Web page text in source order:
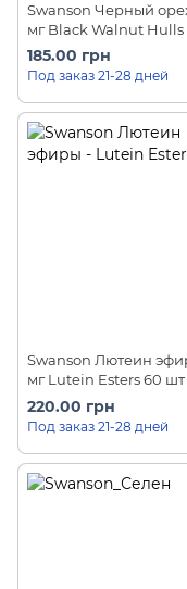
Swanson Черный
мг Black Walnut Hulls
на 20 дней
185.00 грн
Под заказ 21-28 дней
Swanson Лютеин
мг Lutein Esters 60
дней
220.00 грн
Под заказ 21-28 дней